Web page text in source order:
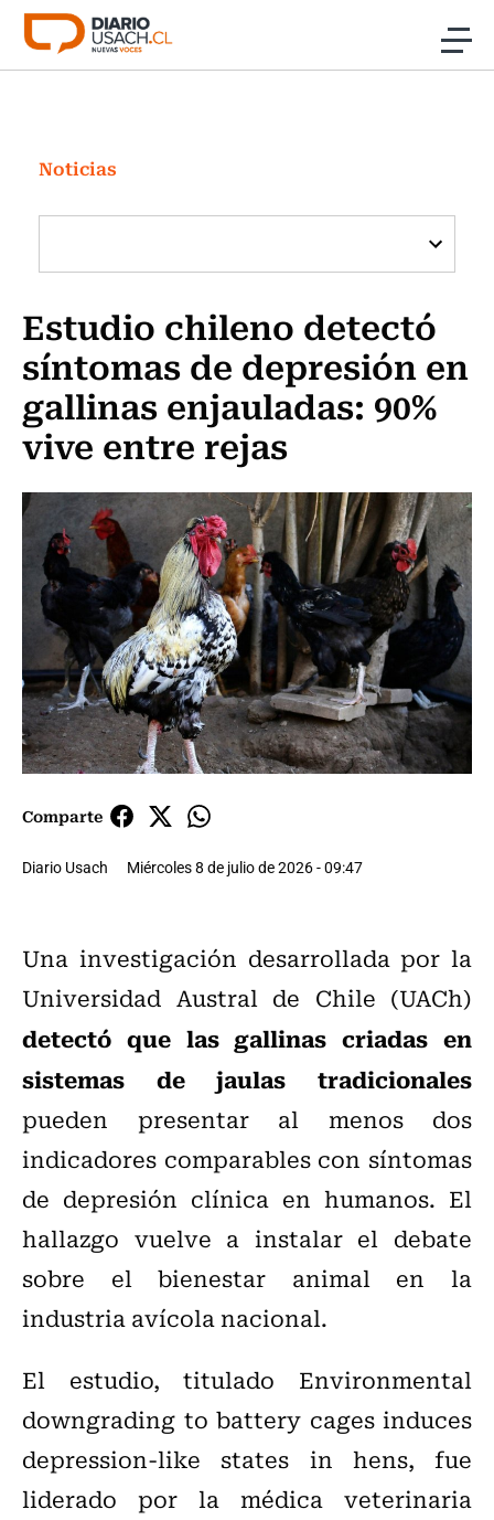
Click acá para ir directamente al contenido
Investigación
Cultura
Programas Radio y TV Usach
Noticias
Estudio chileno detectó
síntomas de depresión en
gallinas enjauladas: 90%
vive entre rejas
Comparte
Diario Usach Miércoles 8 de julio de 2026 - 09:47
Una investigación desarrollada por la
Universidad Austral de Chile (UACh)
detectó que las gallinas criadas en
sistemas de jaulas tradicionales
pueden presentar al menos dos
indicadores comparables con síntomas
de depresión clínica en humanos. El
hallazgo vuelve a instalar el debate
sobre el bienestar animal en la
industria avícola nacional.
El estudio, titulado Environmental
downgrading to battery cages induces
depression-like states in hens, fue
liderado por la médica veterinaria